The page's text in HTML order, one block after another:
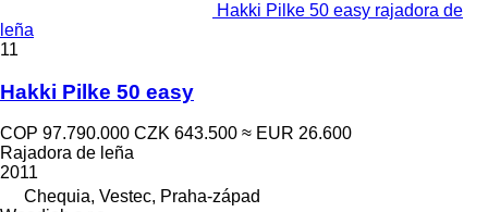
Hakki Pilke 50 easy rajadora de
leña
11
Hakki Pilke 50 easy
COP 97.790.000 CZK 643.500 ≈ EUR 26.600
Rajadora de leña
2011
Chequia, Vestec, Praha-západ